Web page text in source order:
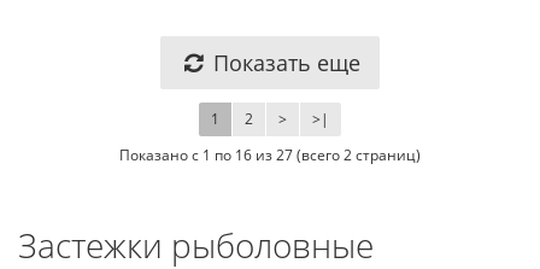
Показать еще
1 2 > >|
Показано с 1 по 16 из 27 (всего 2 страниц)
Застежки рыболовные